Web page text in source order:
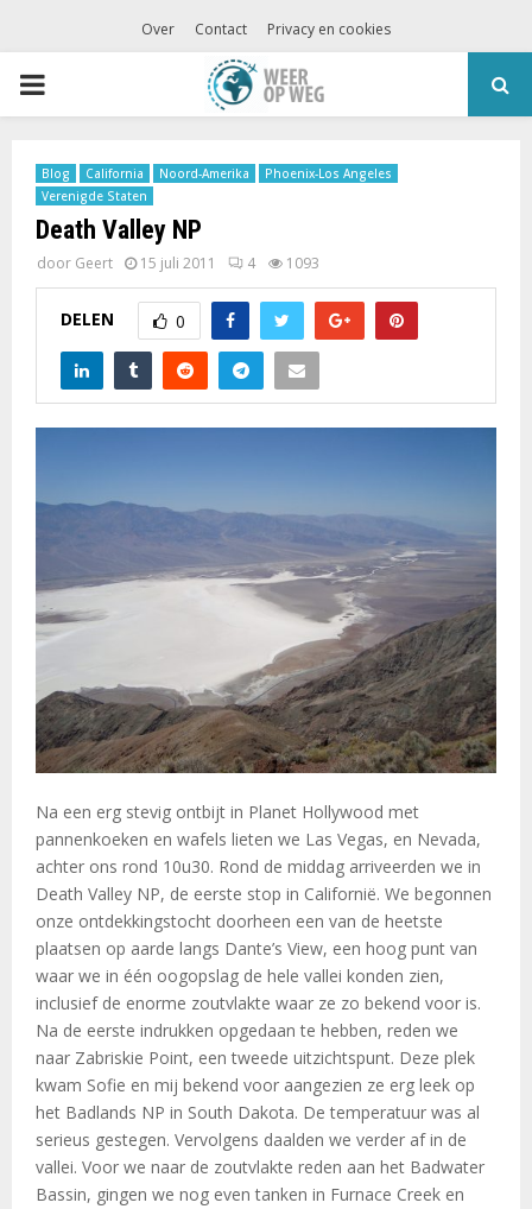
Over Contact Privacy en cookies
PRIMARY
Blog California Noord-Amerika
Phoenix-Los Angeles
Verenigde Staten
Death Valley NP
door Geert 15 juli 2011 4 1093
DELEN 0
Na een erg stevig ontbijt in Planet Hollywood met
pannenkoeken en wafels lieten we Las Vegas, en Nevada,
achter ons rond 10u30. Rond de middag arriveerden we in
Death Valley NP, de eerste stop in Californië. We begonnen
onze ontdekkingstocht doorheen een van de heetste
plaatsen op aarde langs Dante’s View, een hoog punt van
waar we in één oogopslag de hele vallei konden zien,
inclusief de enorme zoutvlakte waar ze zo bekend voor is.
Na de eerste indrukken opgedaan te hebben, reden we
naar Zabriskie Point, een tweede uitzichtspunt. Deze plek
kwam Sofie en mij bekend voor aangezien ze erg leek op
het Badlands NP in South Dakota. De temperatuur was al
serieus gestegen. Vervolgens daalden we verder af in de
vallei. Voor we naar de zoutvlakte reden aan het Badwater
Bassin, gingen we nog even tanken in Furnace Creek en